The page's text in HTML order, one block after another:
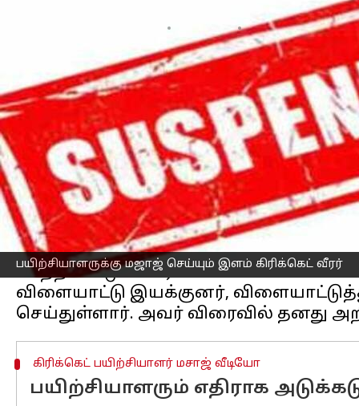
பயிற்சியாளருக்கு மஜாஜ் செய்யும் இளம் கிரிக்கெட் வீரர்
Feb 10, 2023 01:15 pm
செய்தி முன்னோட்டம்
உத்தரபிரதேச மாநிலம்
பயிற்சியாளர், இளம் வீரர்
இதையடுத்து பயிற்சியாளர் இடைநீக்கம்
விசாரணை நடத்தி வருகின்றனர்.
விளையாட்டு இயக்குனர் டாக்டர்
ஹாஸ்டலுக்குள்ளேயே இளம் கிரிக்கெட்
இடைநீக்க உத்தரவுகளை வழங்கினார்.
உத்தரவின்படி, இடைநீக்கம்
மாற்றப்பட்டுள்ளார்.
விளையாட்டு இயக்குனர்,
கிரிக்கெட் பயிற்சியாளர் மசாஜ் வீடியோ
பயிற்சியாளரும் எதிராக